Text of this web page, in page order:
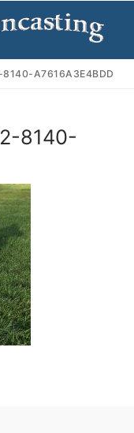
A7616A3E4BDD
8140-